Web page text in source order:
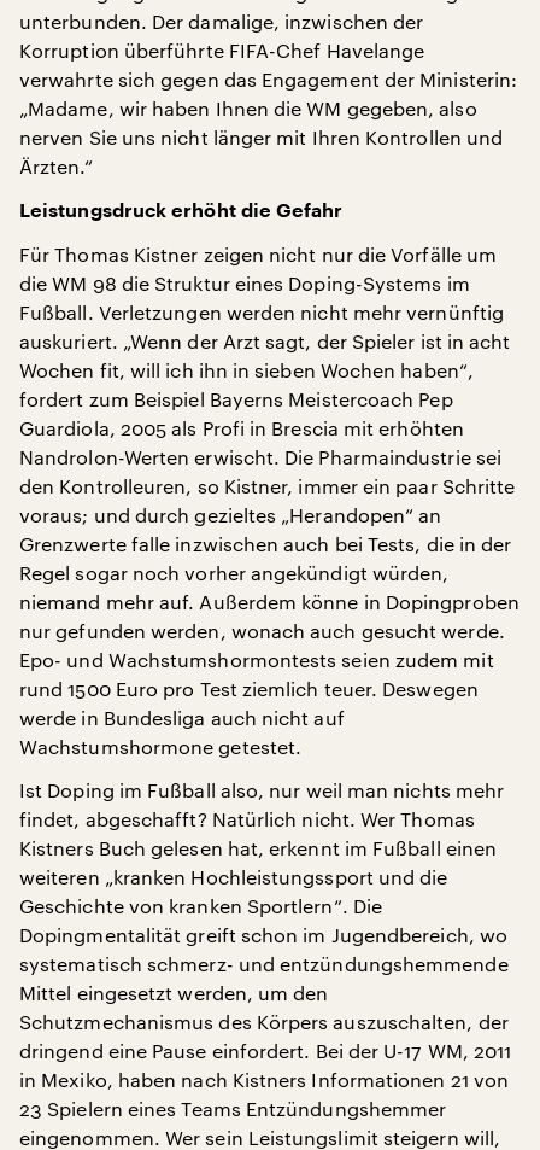
unterbunden. Der damalige, inzwischen der
Korruption überführte FIFA-Chef Havelange
verwahrte sich gegen das Engagement der Ministerin:
„Madame, wir haben Ihnen die WM gegeben, also
nerven Sie uns nicht länger mit Ihren Kontrollen und
Ärzten.“
Leistungsdruck erhöht die Gefahr
Für Thomas Kistner zeigen nicht nur die Vorfälle um
die WM 98 die Struktur eines Doping-Systems im
Fußball. Verletzungen werden nicht mehr vernünftig
auskuriert. „Wenn der Arzt sagt, der Spieler ist in acht
Wochen fit, will ich ihn in sieben Wochen haben“,
fordert zum Beispiel Bayerns Meistercoach Pep
Guardiola, 2005 als Profi in Brescia mit erhöhten
Nandrolon-Werten erwischt. Die Pharmaindustrie sei
den Kontrolleuren, so Kistner, immer ein paar Schritte
voraus; und durch gezieltes „Herandopen“ an
Grenzwerte falle inzwischen auch bei Tests, die in der
Regel sogar noch vorher angekündigt würden,
niemand mehr auf. Außerdem könne in Dopingproben
nur gefunden werden, wonach auch gesucht werde.
Epo- und Wachstumshormontests seien zudem mit
rund 1500 Euro pro Test ziemlich teuer. Deswegen
werde in Bundesliga auch nicht auf
Wachstumshormone getestet.
Ist Doping im Fußball also, nur weil man nichts mehr
findet, abgeschafft? Natürlich nicht. Wer Thomas
Kistners Buch gelesen hat, erkennt im Fußball einen
weiteren „kranken Hochleistungssport und die
Geschichte von kranken Sportlern“. Die
Dopingmentalität greift schon im Jugendbereich, wo
systematisch schmerz- und entzündungshemmende
Mittel eingesetzt werden, um den
Schutzmechanismus des Körpers auszuschalten, der
dringend eine Pause einfordert. Bei der U-17 WM, 2011
in Mexiko, haben nach Kistners Informationen 21 von
23 Spielern eines Teams Entzündungshemmer
eingenommen. Wer sein Leistungslimit steigern will,